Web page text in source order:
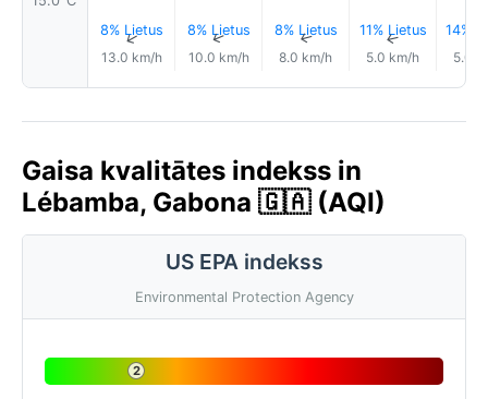
8% Lietus
↑
13.0 km/h
8% Lietus
↑
10.0 km/h
8% Lietus
↑
8.0 km/h
11% Lietus
↑
5.0 km/h
14%
5.0
Gaisa kvalitātes indekss in
Lébamba, Gabona 🇬🇦 (AQI)
US EPA indekss
Environmental Protection Agency
2